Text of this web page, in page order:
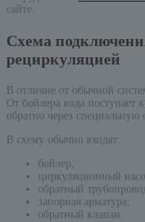
сайте.
Схема
рециркуляцией
В отличие от обычной
От бойлера вода поступает
обратно через специальную
В схему обычно входят:
бойлер;
циркуляционный
обратный
запорная арматура;
обратный клапан.